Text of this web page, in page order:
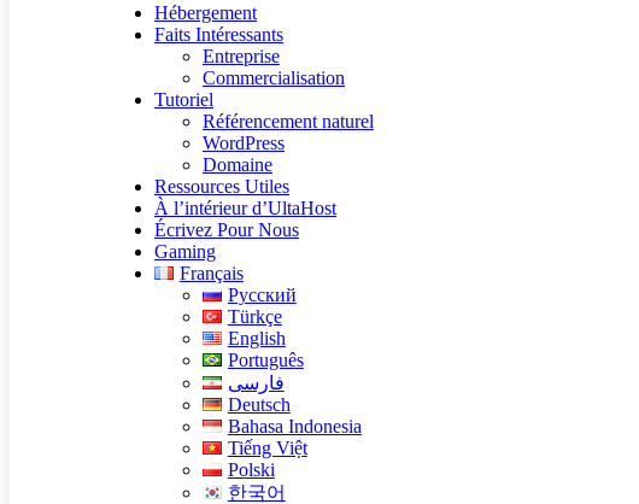
Hébergement
Faits Intéressants
Entreprise
Commercialisation
Tutoriel
Référencement naturel
WordPress
Domaine
Ressources Utiles
À l’intérieur d’UltaHost
Écrivez Pour Nous
Gaming
Français
Русский
Türkçe
English
Português
فارسی
Deutsch
Bahasa Indonesia
Tiếng Việt
Polski
한국어